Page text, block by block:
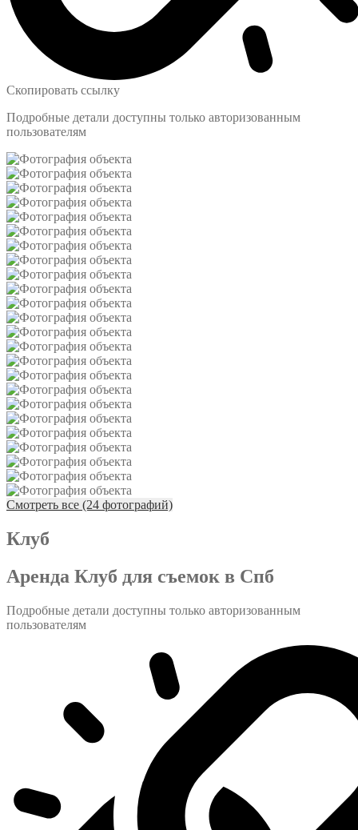
Скопировать ссылку
Подробные детали доступны только авторизованным
пользователям
Смотреть все (24 фотографий)
Клуб
Аренда Клуб для съемок в Спб
Подробные детали доступны только авторизованным
пользователям